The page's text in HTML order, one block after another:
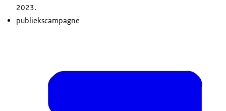
2023.
publiekscampagne